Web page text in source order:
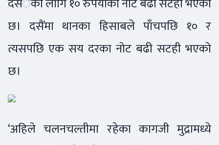
छ। दसैंमा थानका हिसाबले पाँचपछि १० र
त्यसपछि एक सय दरका नोट बढी सटही भएको
छ।
‘अहिले चलनचल्तीमा रहेका कागजी मुद्रामध्ये